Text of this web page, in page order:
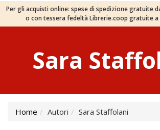
Per gli acquisti online: spese di spedizione gratuite
o con tessera fedeltà Librerie.coop gratuite a
Sara
Home Autori Sara Staffolani